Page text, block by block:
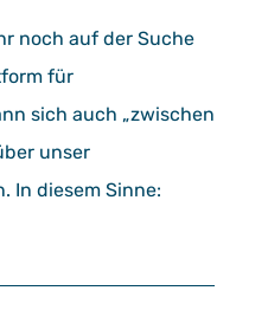
noch auf der Suche
für
sich auch „zwischen
unser
In diesem Sinne: